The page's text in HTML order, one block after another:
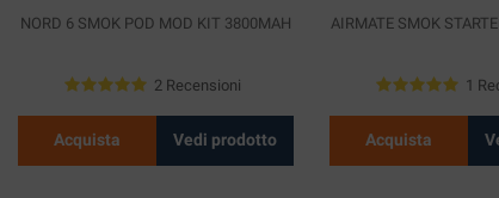
NORD 6 SMOK POD MOD KIT 3800MAH
2 Recensioni
Acquista Vedi prodotto
AIRMATE SMOK
1
Acquista